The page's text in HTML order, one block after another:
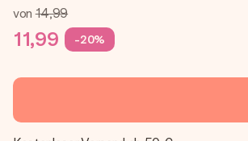
von 14,99
11,99 -20%